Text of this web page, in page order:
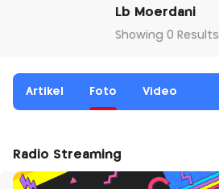
Lb Moerdani
Showing 0 Results
Artikel Foto Video
Radio Streaming